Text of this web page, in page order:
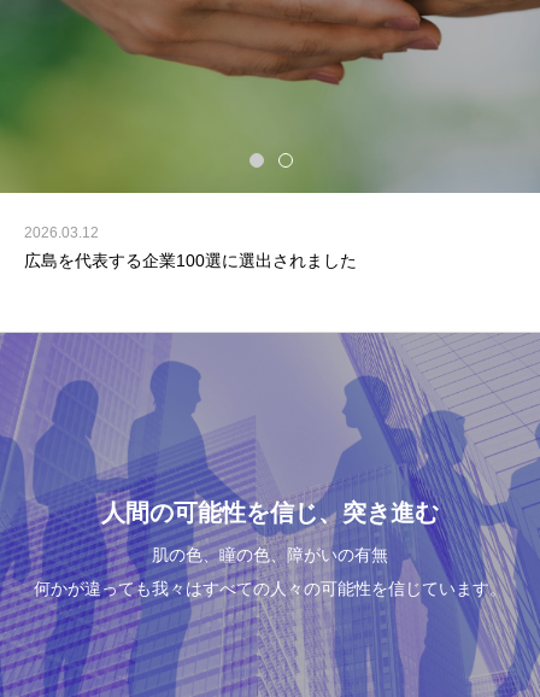
2026.03.12
広島を代表する企業100選に選出されました
人間の可能性を信じ、突き進む
肌の色、瞳の色、障がいの有無
何かが違っても我々はすべての人々の可能性を信じています。